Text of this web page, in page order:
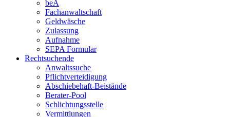
beA
Fachanwaltschaft
Geldwäsche
Zulassung
Aufnahme
SEPA Formular
Rechtsuchende
Anwaltssuche
Pflichtverteidigung
Abschiebehaft-Beistände
Berater-Pool
Schlichtungsstelle
Vermittlungen